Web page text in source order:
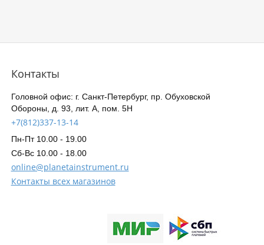
Контакты
Головной офис: г. Санкт-Петербург, пр. Обуховской
Обороны, д. 93, лит. А, пом. 5Н
+7(812)337-13-14
Пн-Пт 10.00 - 19.00
Сб-Вс 10.00 - 18.00
online@planetainstrument.ru
Контакты всех магазинов